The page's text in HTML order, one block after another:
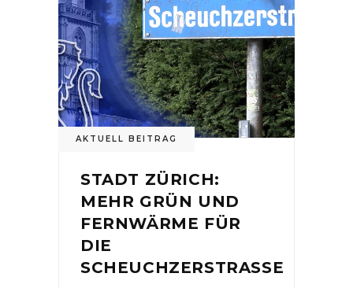
AKTUELL BEITRAG
STADT ZÜRICH:
MEHR GRÜN UND
FERNWÄRME FÜR
DIE
SCHEUCHZERSTRASSE